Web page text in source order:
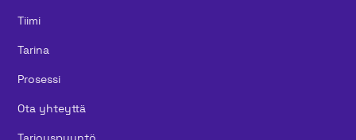
Tiimi
Tarina
Prosessi
Ota yhteyttä